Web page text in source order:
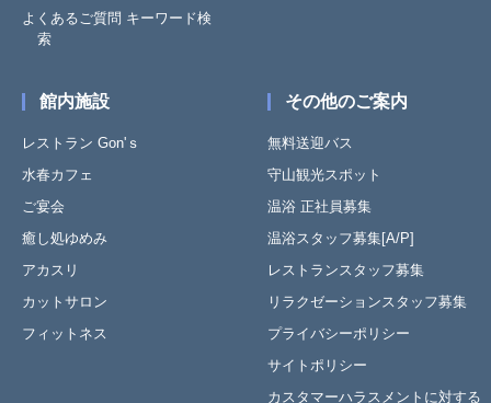
よくあるご質問 キーワード検
索
館内施設
レストラン Gon'ｓ
水春カフェ
ご宴会
癒し処ゆめみ
アカスリ
カットサロン
フィットネス
その他のご案内
無料送迎バス
守山観光スポット
温浴 正社員募集
温浴スタッフ募集[A/P]
レストランスタッフ募集
リラクゼーションスタッフ募集
プライバシーポリシー
サイトポリシー
カスタマーハラスメントに対する